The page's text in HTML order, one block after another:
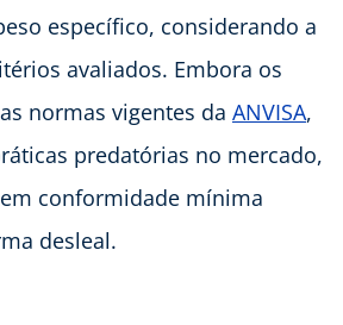
específico, considerando a
avaliados. Embora os
normas vigentes da ANVISA,
predatórias no mercado,
conformidade mínima
desleal.